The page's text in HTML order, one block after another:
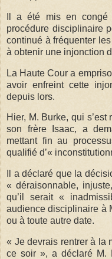
Il a été mis en congé
procédure disciplinaire
continué à fréquenter
à obtenir une injonction
La Haute Cour a
avoir enfreint cette
depuis lors.
Hier, M. Burke, qui
son frère Isaac, a
mettant fin au
qualifié d’«
Il a déclaré que la
« déraisonnable,
qu’il serait «
audience disciplinaire à
ou à toute autre date.
« Je devrais rentrer à la
ce soir », a déclaré M.